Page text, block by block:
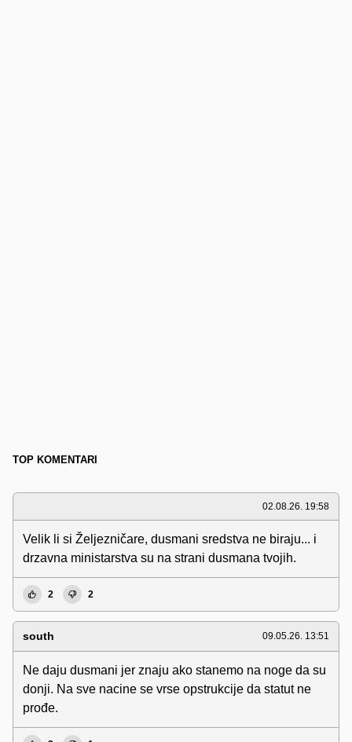
TOP KOMENTARI
02.08.26. 19:58
Velik li si Željezničare, dusmani sredstva ne biraju... i
drzavna ministarstva su na strani dusmana tvojih.
2 2
south 09.05.26. 13:51
Ne daju dusmani jer znaju ako stanemo na noge da su
donji. Na sve nacine se vrse opstrukcije da statut ne
prođe.